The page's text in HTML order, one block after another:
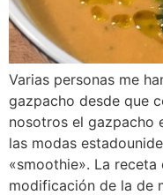
Varias personas me
gazpacho desde que
nosotros el gazpacho
las modas
«smoothie». La receta
modificación de la de